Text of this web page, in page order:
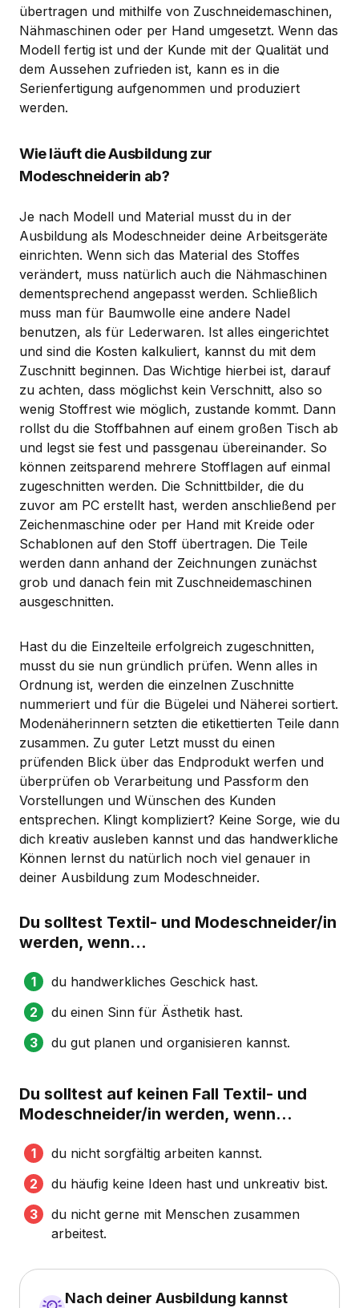
übertragen und mithilfe von Zuschneidemaschinen,
Nähmaschinen oder per Hand umgesetzt. Wenn das
Modell fertig ist und der Kunde mit der Qualität und
dem Aussehen zufrieden ist, kann es in die
Serienfertigung aufgenommen und produziert
werden.
Wie läuft die Ausbildung zur
Modeschneiderin ab?
Je nach Modell und Material musst du in der
Ausbildung als Modeschneider deine Arbeitsgeräte
einrichten. Wenn sich das Material des Stoffes
verändert, muss natürlich auch die Nähmaschinen
dementsprechend angepasst werden. Schließlich
muss man für Baumwolle eine andere Nadel
benutzen, als für Lederwaren. Ist alles eingerichtet
und sind die Kosten kalkuliert, kannst du mit dem
Zuschnitt beginnen. Das Wichtige hierbei ist, darauf
zu achten, dass möglichst kein Verschnitt, also so
wenig Stoffrest wie möglich, zustande kommt. Dann
rollst du die Stoffbahnen auf einem großen Tisch ab
und legst sie fest und passgenau übereinander. So
können zeitsparend mehrere Stofflagen auf einmal
zugeschnitten werden. Die Schnittbilder, die du
zuvor am PC erstellt hast, werden anschließend per
Zeichenmaschine oder per Hand mit Kreide oder
Schablonen auf den Stoff übertragen. Die Teile
werden dann anhand der Zeichnungen zunächst
grob und danach fein mit Zuschneidemaschinen
ausgeschnitten.
Hast du die Einzelteile erfolgreich zugeschnitten,
musst du sie nun gründlich prüfen. Wenn alles in
Ordnung ist, werden die einzelnen Zuschnitte
nummeriert und für die Bügelei und Näherei sortiert.
Modenäherinnern setzten die etikettierten Teile dann
zusammen. Zu guter Letzt musst du einen
prüfenden Blick über das Endprodukt werfen und
überprüfen ob Verarbeitung und Passform den
Vorstellungen und Wünschen des Kunden
entsprechen. Klingt kompliziert? Keine Sorge, wie du
dich kreativ ausleben kannst und das handwerkliche
Können lernst du natürlich noch viel genauer in
deiner Ausbildung zum Modeschneider.
Du solltest Textil- und Modeschneider/in
werden, wenn...
du handwerkliches Geschick hast.
du einen Sinn für Ästhetik hast.
du gut planen und organisieren kannst.
Du solltest auf keinen Fall Textil- und
Modeschneider/in werden, wenn...
du nicht sorgfältig arbeiten kannst.
du häufig keine Ideen hast und unkreativ bist.
du nicht gerne mit Menschen zusammen
arbeitest.
Nach deiner Ausbildung kannst